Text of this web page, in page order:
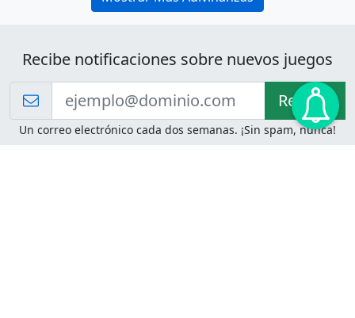
Recibe notificaciones sobre nuevos juegos
Recibir!
Un correo electrónico cada dos semanas. ¡Sin spam, nunca!